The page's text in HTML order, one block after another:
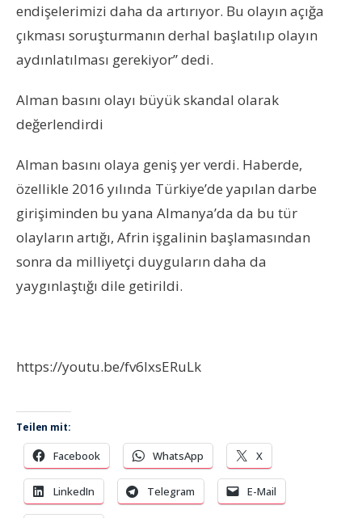
endişelerimizi daha da artırıyor. Bu olayın açığa
çıkması soruşturmanın derhal başlatılıp olayın
aydınlatılması gerekiyor” dedi.
Alman basını olayı büyük skandal olarak
değerlendirdi
Alman basını olaya geniş yer verdi. Haberde,
özellikle 2016 yılında Türkiye’de yapılan darbe
girişiminden bu yana Almanya’da da bu tür
olayların artığı, Afrin işgalinin başlamasından
sonra da milliyetçi duyguların daha da
yaygınlaştığı dile getirildi.
https://youtu.be/fv6lxsERuLk
Teilen mit:
Facebook WhatsApp X
LinkedIn Telegram E-Mail